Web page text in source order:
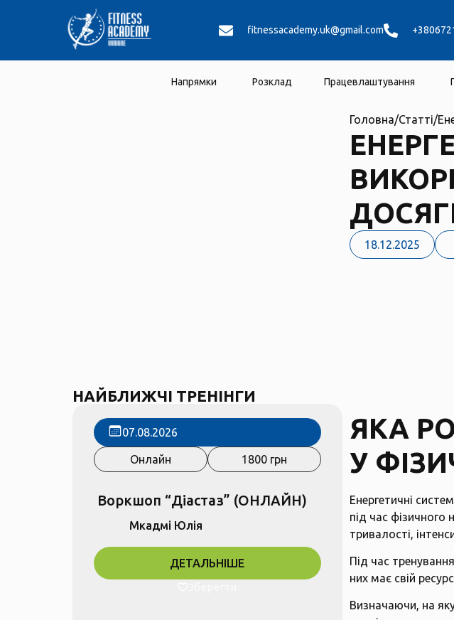
fitnessacademy.uk@gmail.com
Напрямки Розклад Працевлаштування
НАЙБЛИЖЧІ ТРЕНІНГИ
07.08.2026
Онлайн 1800 грн
Воркшоп “Діастаз” (ОНЛАЙН)
Мкадмі Юлія
ДЕТАЛЬНІШЕ
Головна/Статті/
18.12.2025
ЯКА
У
Енергетичні
під час
тривалості,
Під час
них має свій
Визначаючи, на